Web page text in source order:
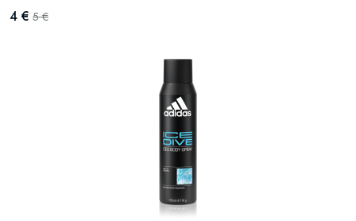
4 € 5 €